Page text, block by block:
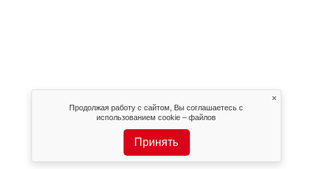
Продолжая работу с сайтом, Вы соглашаетесь с
использованием cookie – файлов
Принять
×